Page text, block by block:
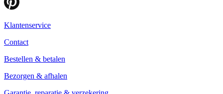
Klantenservice
Contact
Bestellen & betalen
Bezorgen & afhalen